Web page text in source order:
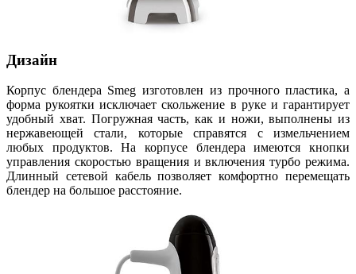
Дизайн
Корпус блендера Smeg изготовлен из прочного пластика, а
форма рукоятки исключает скольжение в руке и гарантирует
удобный хват. Погружная часть, как и ножи, выполнены из
нержавеющей стали, которые справятся с измельчением
любых продуктов. На корпусе блендера имеются кнопки
управления скоростью вращения и включения турбо режима.
Длинный сетевой кабель позволяет комфортно перемещать
блендер на большое расстояние.